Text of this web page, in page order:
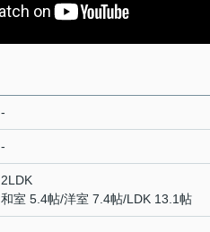
-
-
2LDK
和室 5.4帖/洋室 7.4帖/LDK 13.1帖